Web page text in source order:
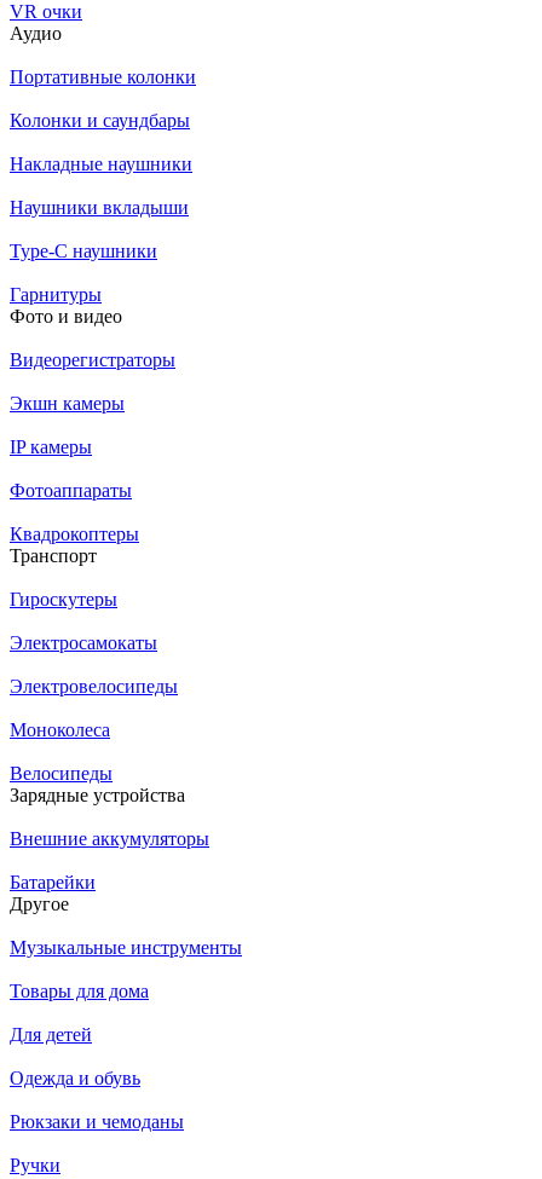
VR очки
Аудио
Портативные колонки
Колонки и саундбары
Накладные наушники
Наушники вкладыши
Type-C наушники
Гарнитуры
Фото и видео
Видеорегистраторы
Экшн камеры
IP камеры
Фотоаппараты
Квадрокоптеры
Транспорт
Гироскутеры
Электросамокаты
Электровелосипеды
Моноколеса
Велосипеды
Зарядные устройства
Внешние аккумуляторы
Батарейки
Другое
Музыкальные инструменты
Товары для дома
Для детей
Одежда и обувь
Рюкзаки и чемоданы
Ручки